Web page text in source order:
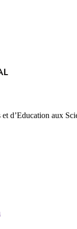
d’Education aux